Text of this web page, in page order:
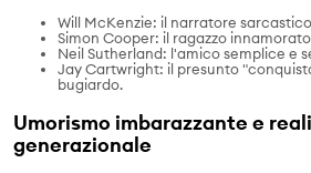
Will McKenzie: il narratore
Simon Cooper: il ragazzo
Neil Sutherland: l'amico semplice e
Jay Cartwright: il presunto
bugiardo.
Umorismo imbarazzante e
generazionale